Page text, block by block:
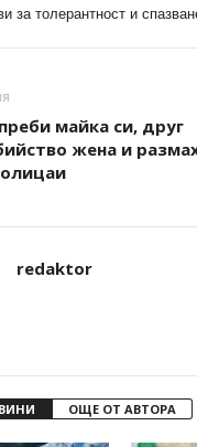
за толерантност и
майка си, друг
жена и
redaktor
ОЩЕ ОТ АВТОРА